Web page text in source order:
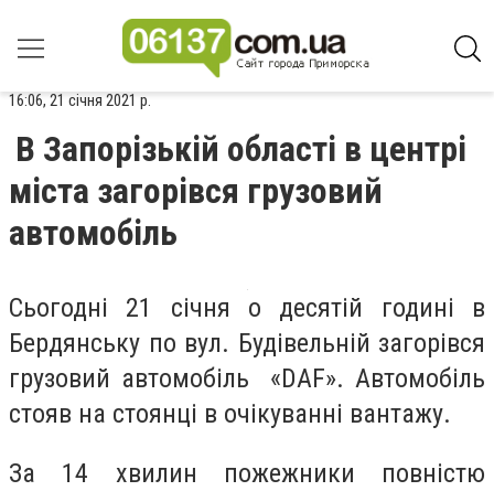
16:06, 21 січня 2021 р.
В Запорізькій області в центрі
міста загорівся грузовий
автомобіль
Сьогодні 21 січня о десятій годині в
Бердянську по вул. Будівельній загорівся
грузовий автомобіль «DAF». Автомобіль
стояв на стоянці в очікуванні вантажу.
За 14 хвилин пожежники повністю